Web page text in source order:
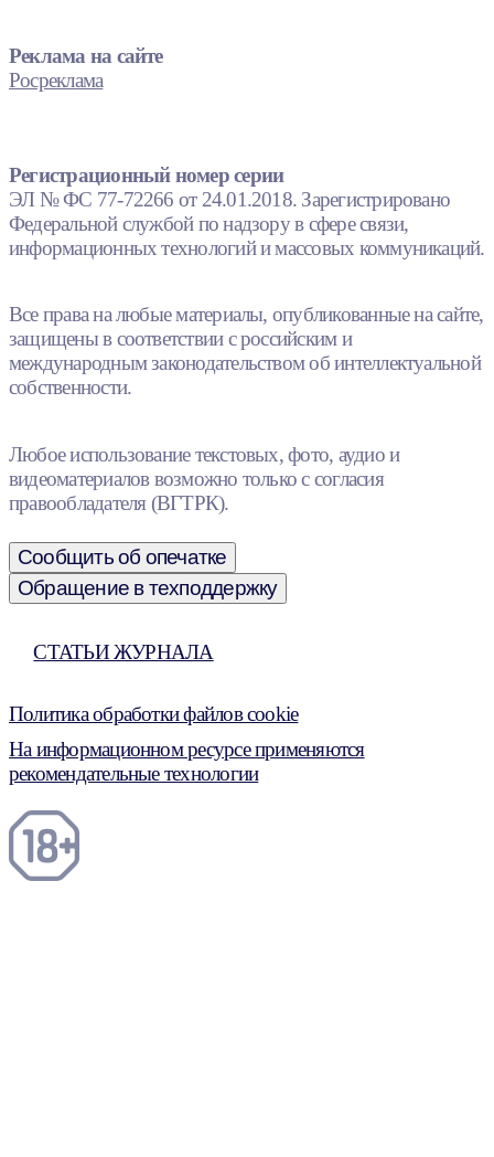
Реклама на сайте
Росреклама
Регистрационный номер серии
ЭЛ № ФС 77-72266 от 24.01.2018. Зарегистрировано
Федеральной службой по надзору в сфере связи,
информационных технологий и массовых коммуникаций.
Все права на любые материалы, опубликованные на сайте,
защищены в соответствии с российским и
международным законодательством об интеллектуальной
собственности.
Любое использование текстовых, фото, аудио и
видеоматериалов возможно только с согласия
правообладателя (ВГТРК).
Сообщить об опечатке
Обращение в техподдержку
СТАТЬИ ЖУРНАЛА
Политика обработки файлов cookie
На информационном ресурсе применяются
рекомендательные технологии